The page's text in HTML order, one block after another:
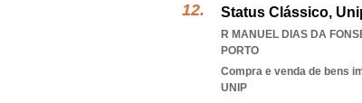
Status Clássico,
R MANUEL DIAS DA
PORTO
Compra e venda de bens
UNIP